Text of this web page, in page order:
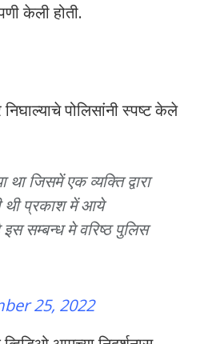
केली होती.
पोलिसांनी स्पष्ट केले
जिसमें एक व्यक्ति द्वारा
थी प्रकाश में आये
इस सम्बन्ध मे वरिष्ठ पुलिस
25, 2022